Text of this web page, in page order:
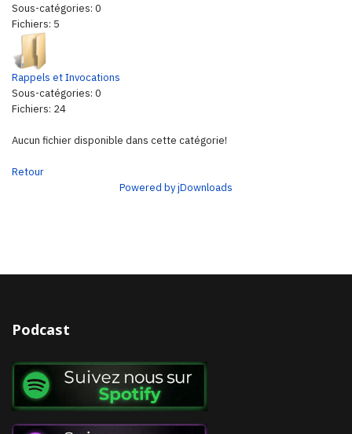
Sous-catégories: 0
Fichiers: 5
Rappels et Invocations
Sous-catégories: 0
Fichiers: 24
Aucun fichier disponible dans cette catégorie!
Retour
Powered by jDownloads
Podcast